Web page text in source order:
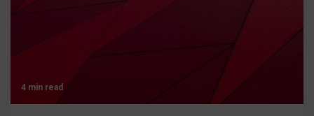
4 min read